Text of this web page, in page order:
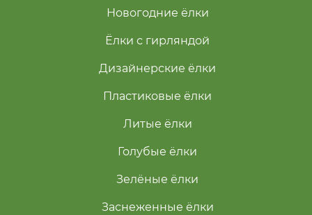
Голубые ёлки
Зелёные ёлки
Заснеженные ёлки
Новогодние ёлки
Ёлки с гирляндой
Дизайнерские ёлки
Пластиковые ёлки
Литые ёлки